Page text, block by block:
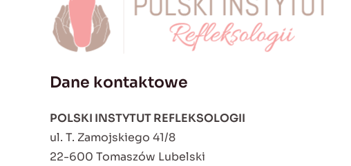
Dane kontaktowe
POLSKI INSTYTUT REFLEKSOLOGII
ul. T. Zamojskiego 41/8
22-600 Tomaszów Lubelski